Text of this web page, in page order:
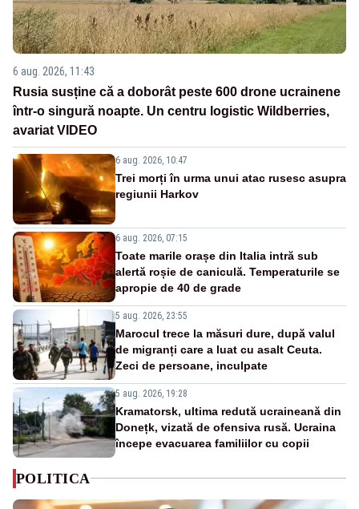
6 aug. 2026, 11:43
Rusia susține că a doborât peste 600 drone ucrainene
într-o singură noapte. Un centru logistic Wildberries,
avariat VIDEO
6 aug. 2026, 10:47
Trei morți în urma unui atac rusesc asupra
regiunii Harkov
6 aug. 2026, 07:15
Toate marile orașe din Italia intră sub
alertă roșie de caniculă. Temperaturile se
apropie de 40 de grade
5 aug. 2026, 23:55
Marocul trece la măsuri dure, după valul
de migranți care a luat cu asalt Ceuta.
Zeci de persoane, inculpate
5 aug. 2026, 19:28
Kramatorsk, ultima redută ucraineană din
Donețk, vizată de ofensiva rusă. Ucraina
începe evacuarea familiilor cu copii
POLITICA